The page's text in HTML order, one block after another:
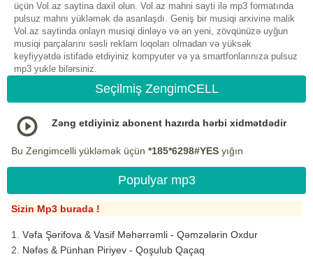
üçün Vol.az saytina daxil olun. Vol.az mahni sayti ilə mp3 formatında
pulsuz mahnı yükləmək də asanlaşdı. Geniş bir musiqi arxivinə malik
Vol.az saytinda onlayn musiqi dinləyə və ən yeni, zövqünüzə uyğun
musiqi parçalarını səsli reklam loqoları olmadan və yüksək
keyfiyyətdə istifadə etdiyiniz kompyuter və ya smartfonlarınıza pulsuz
mp3 yukle bilərsiniz.
Seçilmiş ZengimCELL
Zəng etdiyiniz abonent hazırda hərbi xidmətdədir
Bu Zengimcelli yükləmək üçün *185*6298#YES yığın
Populyar mp3
Sizin Mp3 burada !
Vəfa Şərifova & Vasif Məhərrəmli - Qəmzələrin Oxdur
Nəfəs & Pünhan Piriyev - Qoşulub Qaçaq